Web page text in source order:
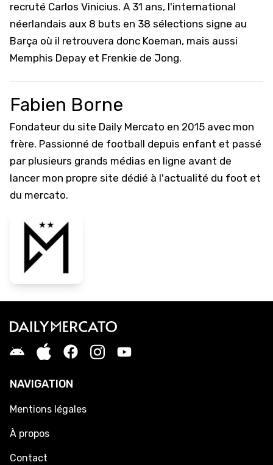
recruté Carlos Vinicius. A 31 ans, l'international
néerlandais aux 8 buts en 38 sélections signe au
Barça où il retrouvera donc Koeman, mais aussi
Memphis Depay et Frenkie de Jong.
Fabien Borne
Fondateur du site Daily Mercato en 2015 avec mon
frère. Passionné de football depuis enfant et passé
par plusieurs grands médias en ligne avant de
lancer mon propre site dédié à l'actualité du foot et
du mercato.
NAVIGATION
Mentions légales
À propos
Contact